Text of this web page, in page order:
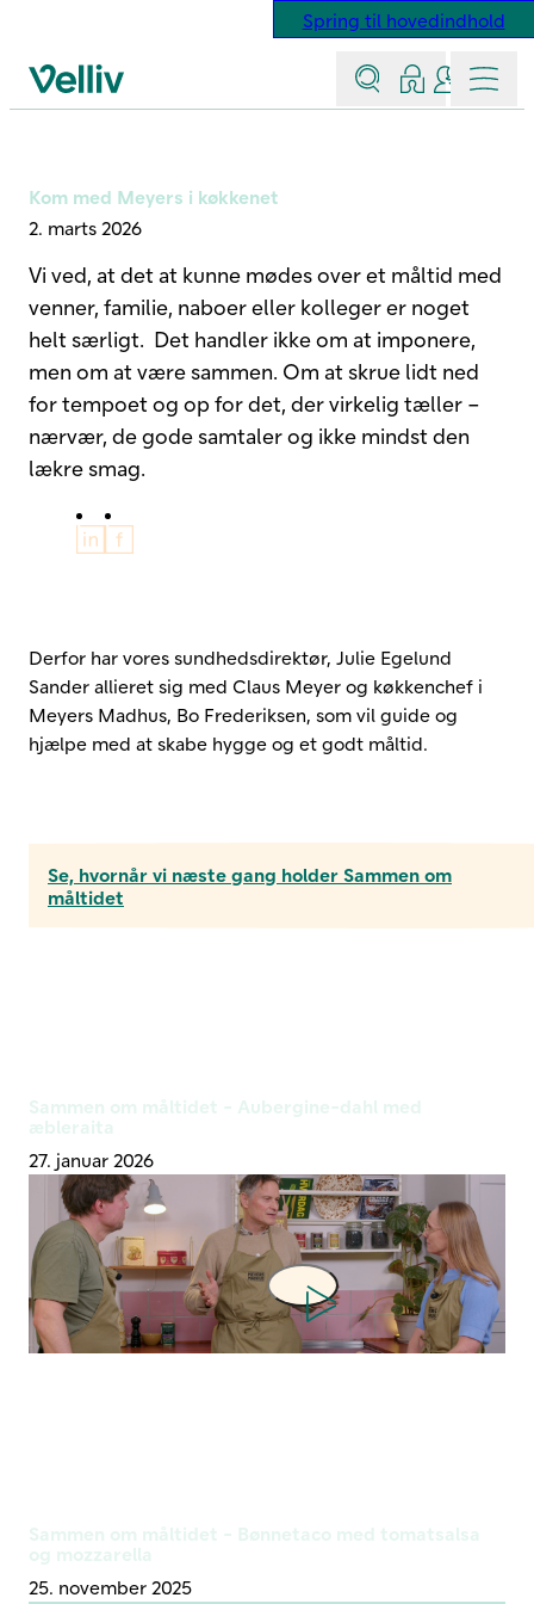
Spring til hovedindhold
Velliv startside
Søg Log indKontakt
Menu
Kom med Meyers i køkkenet
2. marts 2026
Vi ved, at det at kunne mødes over et måltid med
venner, familie, naboer eller kolleger er noget
helt særligt. Det handler ikke om at imponere,
men om at være sammen. Om at skrue lidt ned
for tempoet og op for det, der virkelig tæller –
nærvær, de gode samtaler og ikke mindst den
lækre smag.
Del på LinkedIn
Derfor har vores sundhedsdirektør, Julie Egelund
Sander allieret sig med Claus Meyer og køkkenchef i
Meyers Madhus, Bo Frederiksen, som vil guide og
hjælpe med at skabe hygge og et godt måltid.
Se, hvornår vi næste gang holder Sammen om
måltidet
Sammen om måltidet - Aubergine-dahl med
æbleraita
27. januar 2026
Afspil
Sammen om måltidet - Bønnetaco med tomatsalsa
og mozzarella
25. november 2025